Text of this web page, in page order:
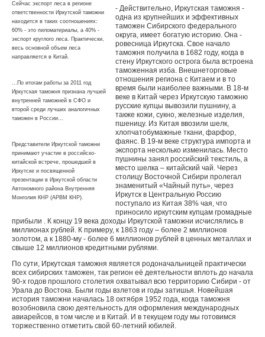
Сейчас экспорт леса в регионе
ответственности Иркутской таможни
находится в таких соотношениях:
60% - это пиломатериалы, а 40% -
экспорт круглого леса. Практически,
весь основной объем леса
направляется в Китай.
...По итогам работы за 2011 год
Иркутская таможня признана лучшей
внутренней таможней в СФО и
второй среди лучших аналогичных
таможен в России...
Представители Иркутской таможни
принимают участие в российско-
китайской встрече, прошедшей в
Иркутске и посвященной
презентации в Иркутской области
Автономного района Внутренняя
Монголия КНР (АРВМ КНР).
- Действительно, Иркутская таможня -
одна из крупнейших и эффективных
таможен Сибирского федерального
округа, имеет богатую историю. Она -
ровесница Иркутска. Свое начало
таможня получила в 1682 году, когда в
стену Иркутского острога была встроена
таможенная изба. Внешнеторговые
отношения региона с Китаем и в то
время были наиболее важными. В 18-м
веке в Китай через Иркутскую таможню
русские купцы вывозили пушнину, а
также кожи, сукно, железные изделия,
пшеницу. Из Китая ввозили шелк,
хлопчатобумажные ткани, фарфор,
фаянс. В 19-м веке структура импорта и
экспорта несколько изменилась. Место
пушнины занял российский текстиль, а
место шелка – китайский чай. Через
столицу Восточной Сибири пролегал
знаменитый «Чайный путь», через
Иркутск в Центральную Россию
поступало из Китая 38% чая, что
приносило иркутским купцам громадные
прибыли . К концу 19 века доходы Иркутской таможни исчислялись в
миллионах рублей. К примеру, к 1863 году – более 2 миллионов
золотом, а к 1880-му - более 6 миллионов рублей в ценных металлах и
свыше 12 миллионов кредитными рублями.
По сути, Иркутская таможня является родоначальницей практически
всех сибирских таможен, так регион её деятельности вплоть до начала
90-х годов прошлого столетия охватывал всю территорию Сибири - от
Урала до Востока. Были годы взлетов и годы затишья. Новейшая
история таможни началась 18 октября 1952 года, когда таможня
возобновила свою деятельность для оформления международных
авиарейсов, в том числе и в Китай. И в текущем году мы готовимся
торжественно отметить свой 60-летний юбилей.